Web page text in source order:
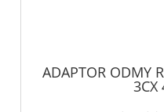
ADAPTOR ODMY
3CX